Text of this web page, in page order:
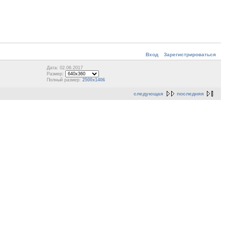
Вход
Зарегистрироваться
Дата: 02.06.2017
Размер:
Полный размер: 2500x1406
следующая последняя